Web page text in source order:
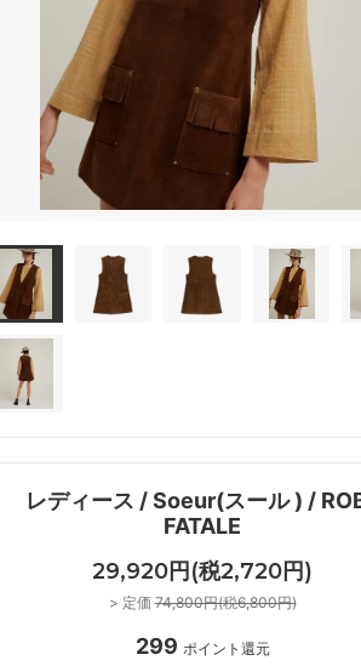
レディース / Soeur(スール ) /
FATALE
29,920円(税2,720円)
> 定価74,800円(税6,800円)
299 ポイント還元